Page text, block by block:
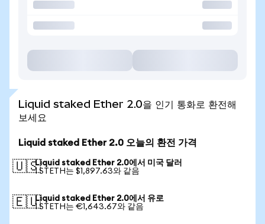
Liquid staked Ether 2.0을 인기 통화로 환전해
보세요
Liquid staked Ether 2.0 오늘의 환전 가격
🇺🇸Liquid staked Ether 2.0에서 미국 달러
1 STETH는 $1,897.63와 같음
🇪🇺Liquid staked Ether 2.0에서 유로
1 STETH는 €1,643.67와 같음